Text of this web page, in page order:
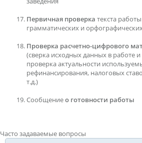
Первичная проверка текста
грамматических и
Проверка расчетно-цифрового
(сверка исходных данных в работе
проверка актуальности
рефинансирования, налоговых
т.д.)
Сообщениео готовности работы
Часто задаваемые вопросы